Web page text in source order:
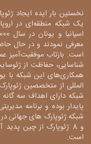
نخستین بار ایده ایجاد
یک شبکه منطقه‌ای در
است. بازتاب موفقیت‌آمیز
شناسایی، حفاظت از
همکاری‌های این شبکه با
المللی از متخصصین
شبکه دارای اهداف سه
پایدار بوده و برنامه
است.